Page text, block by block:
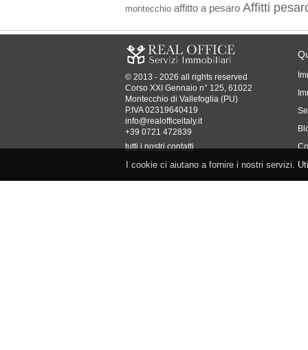
montecchio affitto a pesaro Affitti
© 2013 - 2026 all rights reserved
Corso XXI Gennaio n° 125, 61022
Montecchio di Vallefoglia (PU)
P.IVA 02319640419
info@realofficeitaly.it
+39 0721 472839
tutti i nostri contatti
I cookie ci aiutano a fornire i nostri servizi.